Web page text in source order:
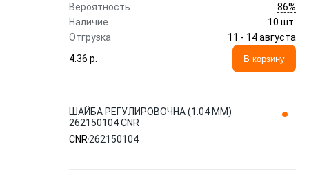
Вероятность
86%
Наличие
10 шт.
Отгрузка
11 - 14 августа
4.36 p.
В корзину
ШАЙБА РЕГУЛИРОВОЧНА (1.04 MM)
262150104 CNR
CNR 262150104